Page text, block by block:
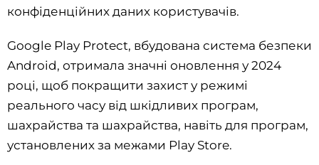
конфіденційних даних користувачів.
Google Play Protect, вбудована система безпеки
Android, отримала значні оновлення у 2024
році, щоб покращити захист у режимі
реального часу від шкідливих програм,
шахрайства та шахрайства, навіть для програм,
установлених за межами Play Store.